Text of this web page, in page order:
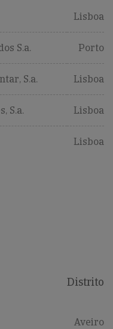
Lisboa
S.a. Porto
S.a. Lisboa
S.a. Lisboa
Lisboa
Distrito
Aveiro